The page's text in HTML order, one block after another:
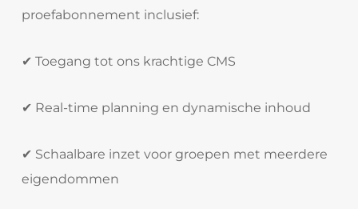
proefabonnement inclusief:
✔ Toegang tot ons krachtige CMS
✔ Real-time planning en dynamische inhoud
✔ Schaalbare inzet voor groepen met meerdere
eigendommen